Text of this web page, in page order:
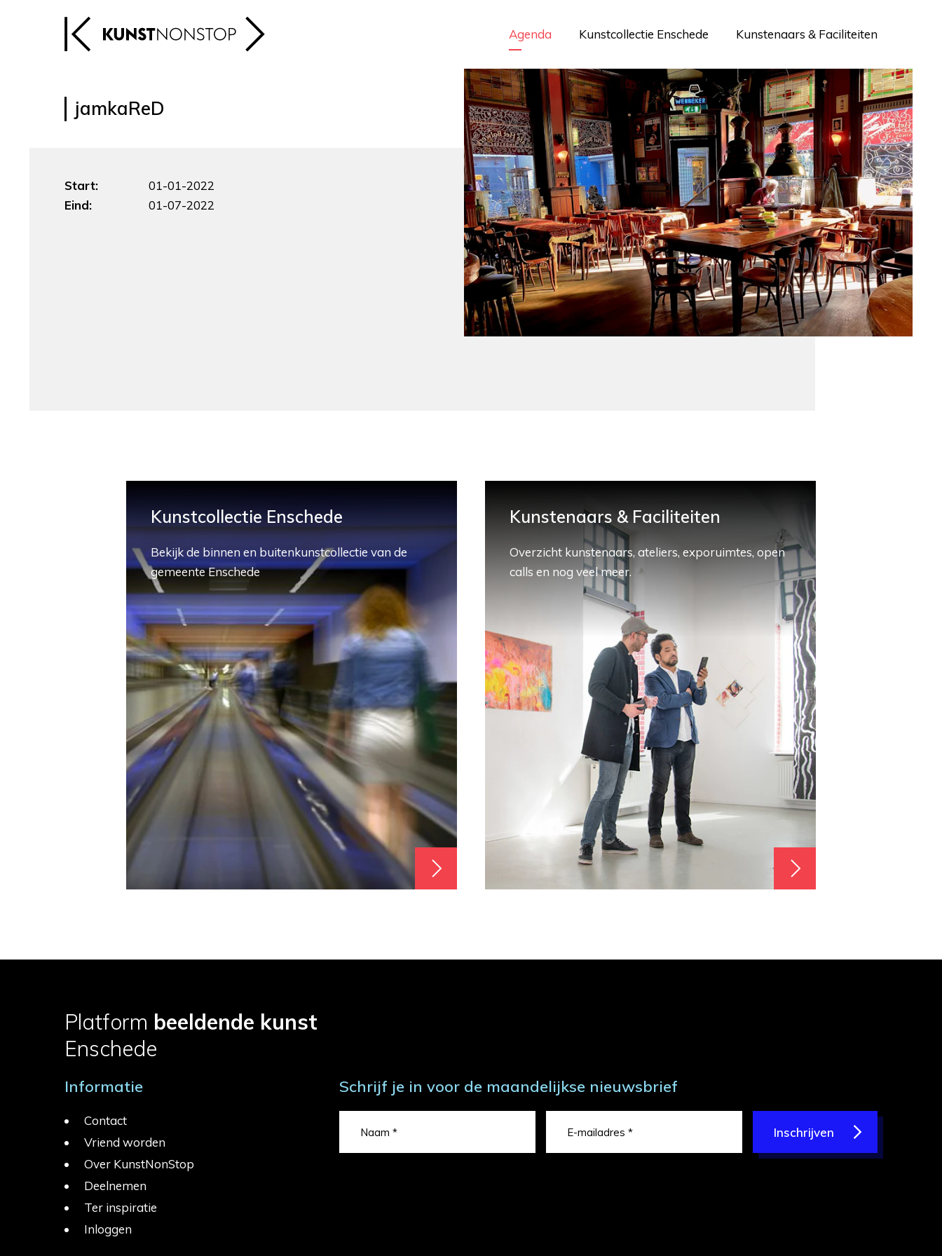
Agenda Kunstcollectie Enschede Kunstenaars & Faciliteiten
jamkaReD
Start:
01-01-2022
Eind:
01-07-2022
Kunstcollectie Enschede
Bekijk de binnen en buitenkunstcollectie van de
gemeente Enschede
Kunstenaars & Faciliteiten
Overzicht kunstenaars, ateliers, exporuimtes, open
calls en nog veel meer.
Platform beeldende kunst
Enschede
Informatie
Contact
Vriend worden
Over KunstNonStop
Deelnemen
Ter inspiratie
Inloggen
Schrijf je in voor de maandelijkse nieuwsbrief
Inschrijven